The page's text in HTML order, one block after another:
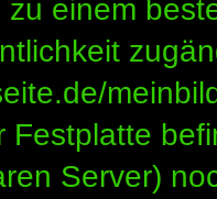
zu einem
Festplatte
Server)